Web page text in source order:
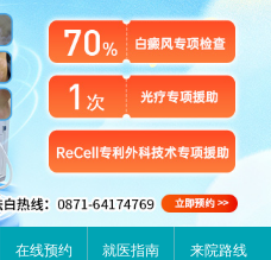
在线预约 就医指南 来院路线